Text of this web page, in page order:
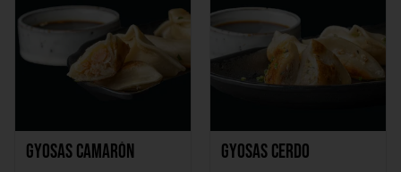
Gyosas Camarón Gyosas Cerdo